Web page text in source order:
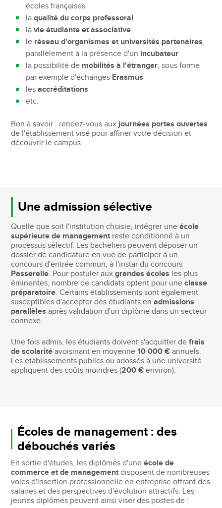
écoles françaises
laqualité du corps professoral
lavie étudiante et associative
le réseau d'organismes et universités partenaires,
parallèlement à la présence d'un incubateur
la possibilité de mobilités à l'étranger, sous forme
par exemple d'échanges Erasmus
lesaccréditations
etc.
Bon à savoir : rendez-vous auxjournées portes ouvertes
de l'établissement visé pour affiner votre décision et
découvrir le campus.
Une admission sélective
Quelle que soit l'institution choisie, intégrer uneécole
supérieure de management reste conditionné à un
processus sélectif. Les bacheliers peuvent déposer un
dossier de candidature en vue de participer à un
concours d'entrée commun, à l'instar du concours
Passerelle. Pour postuler auxgrandes écoles les plus
éminentes, nombre de candidats optent pour uneclasse
préparatoire. Certains établissements sont également
susceptibles d'accepter des étudiants enadmissions
parallèles après validation d'un diplôme dans un secteur
connexe.
Une fois admis, les étudiants doivent s'acquitter defrais
de scolarité avoisinant en moyenne10 000 € annuels.
Les établissements publics ou adossés à une université
appliquent des coûts moindres (200 € environ).
Écoles de management : des
débouchés variés
En sortie d'études, les diplômés d'uneécole de
commerce et de management disposent de nombreuses
voies d'insertion professionnelle en entreprise offrant des
salaires et des perspectives d'évolution attractifs. Les
jeunes diplômés peuvent ainsi viser des postes de :